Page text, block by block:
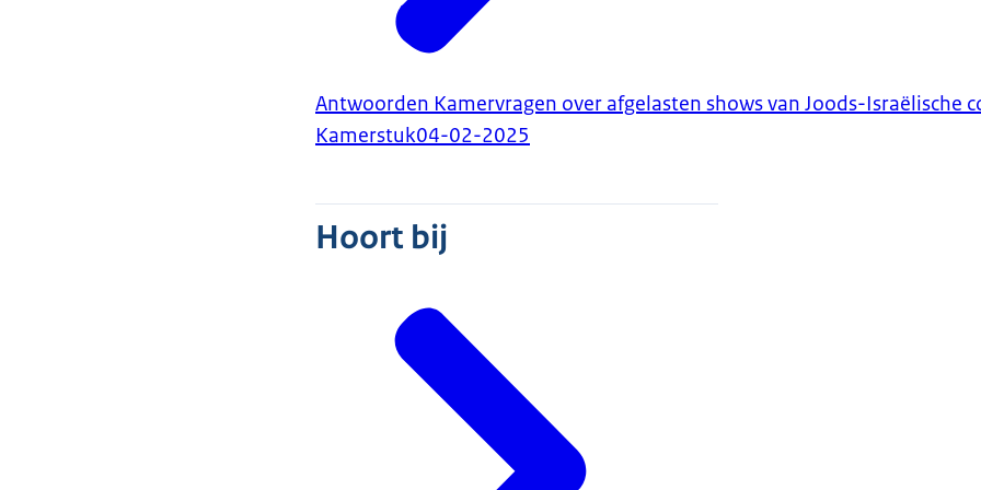
Antwoorden Kamervragen over afgelasten shows van Joods-Israëlische
Kamerstuk04-02-2025
Hoort bij